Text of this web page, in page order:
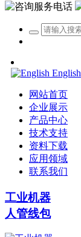
English
网站首页
企业展示
产品中心
技术支持
资料下载
应用领域
联系我们
工业机器
人管线包